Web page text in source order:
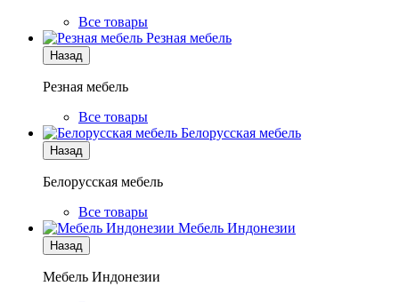
Все товары
Резная мебель
Назад
Резная мебель
Все товары
Белорусская мебель
Назад
Белорусская мебель
Все товары
Мебель Индонезии
Назад
Мебель Индонезии